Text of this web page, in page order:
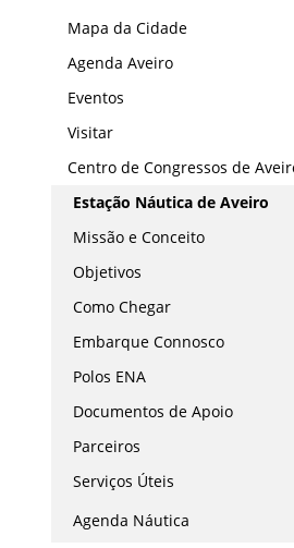
Mapa da Cidade
Agenda Aveiro
Eventos
Visitar
Centro de Congressos de
Estação Náutica de Aveiro
Missão e Conceito
Objetivos
Como Chegar
Embarque Connosco
Polos ENA
Documentos de Apoio
Parceiros
Serviços Úteis
Agenda Náutica